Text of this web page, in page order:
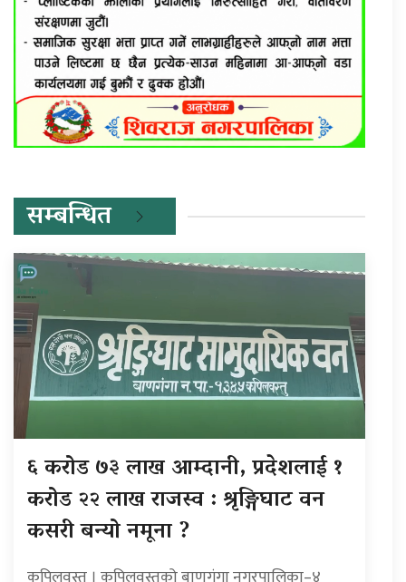
सम्बन्धित
६ करोड ७३ लाख आम्दानी, प्रदेशलाई १
करोड २२ लाख राजस्व : श्रृङ्गिघाट वन
कसरी बन्यो नमूना ?